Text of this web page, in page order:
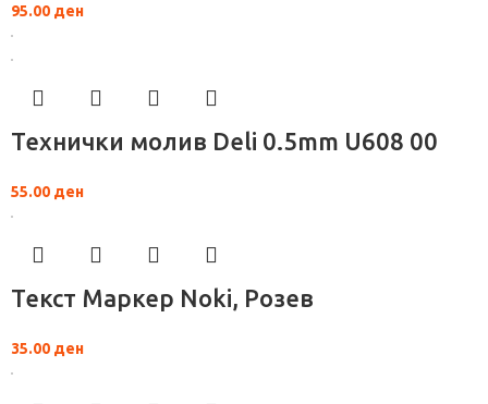
95.00 ден
Технички молив Deli 0.5mm U608 00
55.00 ден
Текст Маркер Noki, Розев
35.00 ден